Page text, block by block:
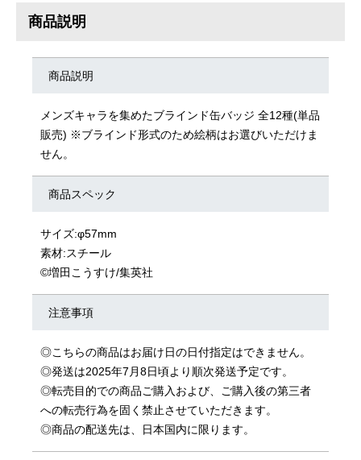
商品説明
商品説明
メンズキャラを集めたブラインド缶バッジ 全12種(単品
販売) ※ブラインド形式のため絵柄はお選びいただけま
せん。
商品スペック
サイズ:φ57mm
素材:スチール
©増田こうすけ/集英社
注意事項
◎こちらの商品はお届け日の日付指定はできません。
◎発送は2025年7月8日頃より順次発送予定です。
◎転売目的での商品ご購入および、ご購入後の第三者
への転売行為を固く禁止させていただきます。
◎商品の配送先は、日本国内に限ります。